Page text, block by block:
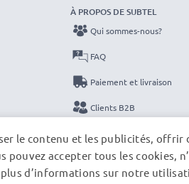
À PROPOS DE SUBTEL
Qui sommes-nous?
FAQ
Paiement et livraison
Clients B2B
Catalogues
Contact
le contenu et les publicités, offrir
pouvez accepter tous les cookies,
d’informations sur notre